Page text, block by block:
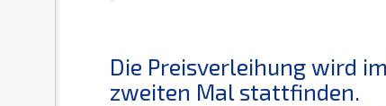
Die Preisverleihung wird
zweiten Mal stattfinden.